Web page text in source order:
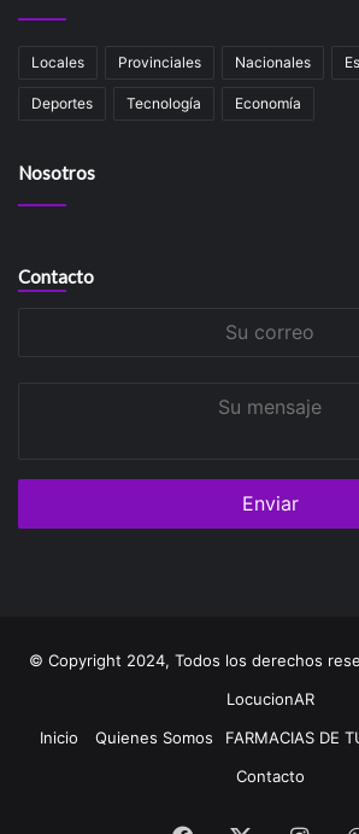
Locales Provinciales Nacionales
Deportes Tecnología Economía
Nosotros
Contacto
© Copyright 2024, Todos los derechos
LocucionAR
Inicio
Quienes Somos FARMACIAS DE
Contacto